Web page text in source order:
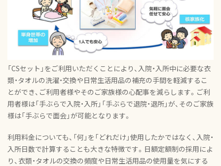
「CSセット」をご利用いただくことにより、入院・入所中に必要な衣
類・タオルの洗濯・交換や日常生活用品の補充の手間を軽減するこ
とができ、ご利用者様やそのご家族様の心配事を減らします。ご利
用者様は「手ぶらで入院・入所」「手ぶらで退院・退所」が、そのご家族
様は「手ぶらで面会」が可能となります。
利用料金についても、「何」を「どれだけ」使用したかではなく、入院・
入所日数で計算することも大きな特徴です。日額定額制の採用によ
り、衣類・タオルの交換の頻度や日常生活用品の使用量を気にする